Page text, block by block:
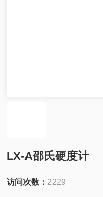
LX-A邵氏硬度计
访问次数： 2229